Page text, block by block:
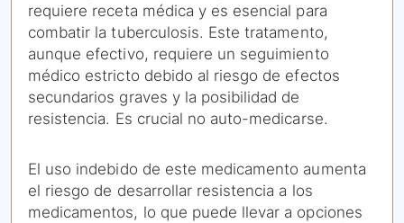
requiere receta médica y es esencial para
combatir la tuberculosis. Este tratamento,
aunque efectivo, requiere un seguimiento
médico estricto debido al riesgo de efectos
secundarios graves y la posibilidad de
resistencia. Es crucial no auto-medicarse.
El uso indebido de este medicamento aumenta
el riesgo de desarrollar resistencia a los
medicamentos, lo que puede llevar a opciones